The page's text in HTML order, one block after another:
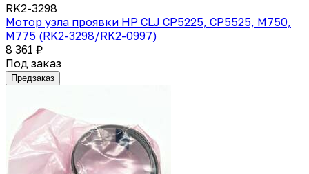
RK2-3298
Мотор узла проявки HP CLJ CP5225, CP5525, M750,
M775 (RK2-3298/RK2-0997)
8 361 ₽
Под заказ
Предзаказ